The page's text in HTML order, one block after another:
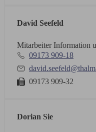
David Seefeld
Mitarbeiter Information
09173 909-18
09173 909-32
Dorian Sie